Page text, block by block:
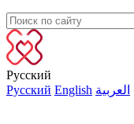
Русский
Русский English العربية